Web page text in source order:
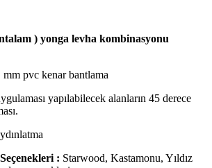
) yonga levha kombinasyonu
mm pvc kenar bantlama
yapılabilecek alanların 45 derece
: Starwood, Kastamonu, Yıldız